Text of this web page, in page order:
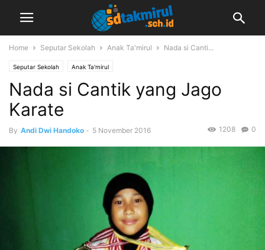
Home Seputar Sekolah Anak Ta'mirul Nada si Canti...
Seputar Sekolah Anak Ta'mirul
Nada si Cantik yang Jago
Karate
By Andi Dwi Handoko - 5 November 2016 0
1208